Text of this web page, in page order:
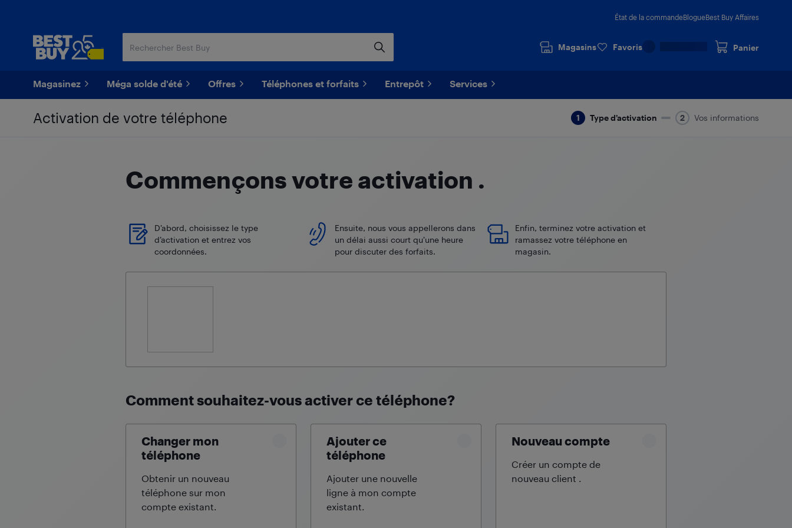
État de la commandeBlogueBest Buy Affaires
Magasins Favoris Panier
Magasinez Méga solde d'été Offres Téléphones et forfaits Entrepôt Services
Activation de votre téléphone Type d’activation Vos informations
Commençons votre activation .
D’abord, choisissez le type
d’activation et entrez vos
coordonnées.
Ensuite, nous vous appellerons dans
un délai aussi court qu’une heure
pour discuter des forfaits.
Enfin, terminez votre activation et
ramassez votre téléphone en
magasin.
Comment souhaitez-vous activer ce téléphone?
Changer mon
téléphone
Obtenir un nouveau
téléphone sur mon
compteexistant.
Ajouter ce
téléphone
Ajouter une nouvelle
ligne à mon compte
existant.
Nouveau compte
Créer un compte de
nouveau client .